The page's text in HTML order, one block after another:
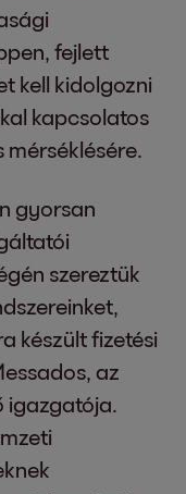
fejlett
kell kidolgozni
kapcsolatos
gyorsan
szereztük
készült fizetési
az
igazgatója.